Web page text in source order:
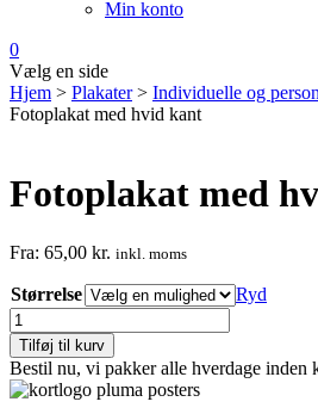
Min konto
0
Vælg en side
Hjem > Plakater> Individuelle og
Fotoplakat med hvid kant
Fotoplakat med
Fra: 65,00 kr. inkl. moms
Størrelse
Ryd
Fotoplakat
med
hvid
kant
antal
Tilføj til kurv
Bestil nu, vi pakker alle hverdage inden